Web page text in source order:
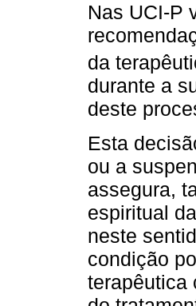
Nas UCI-P
da
durante a
deste
Esta
ou a
assegura,
espiritual
neste
condição
terapêutica